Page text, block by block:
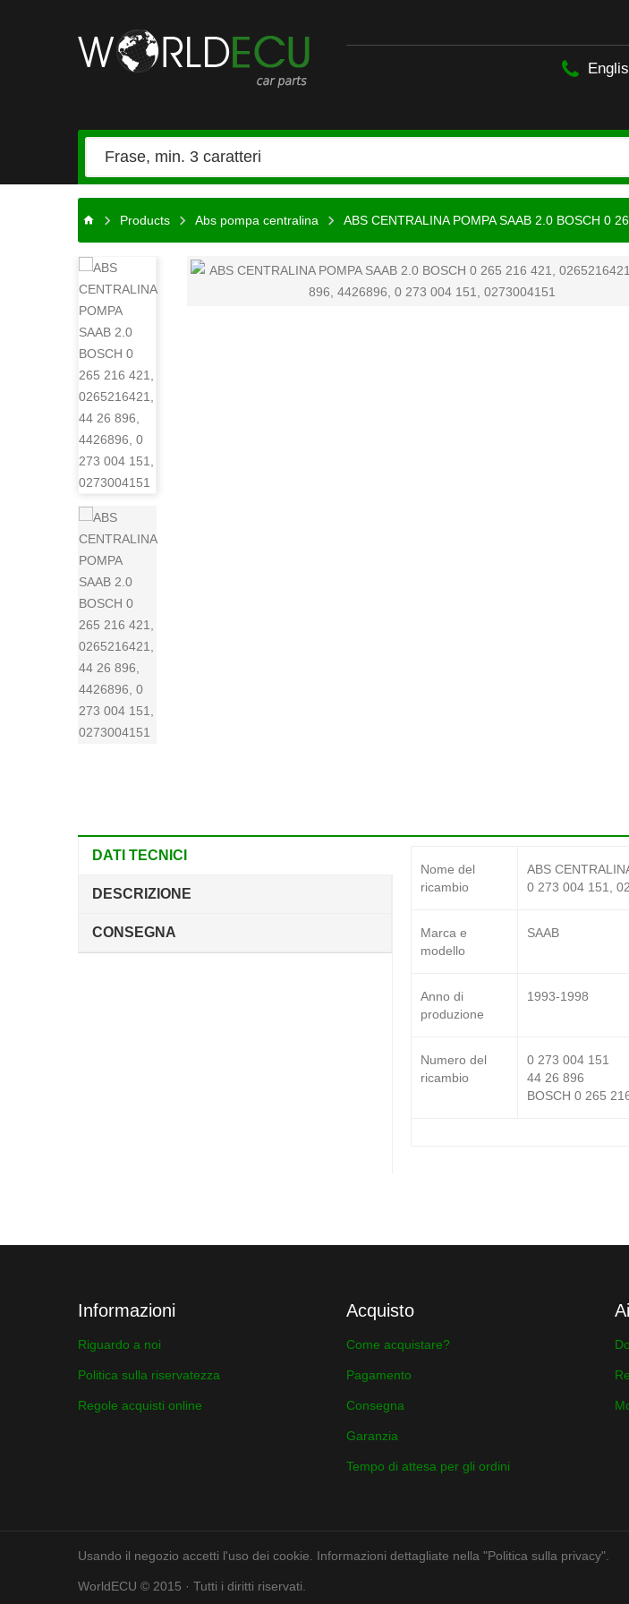
Products Abs pompa centralina ABS CENTRALINA POMPA SAAB 2.0 BOSCH 0
DATI TECNICI
DESCRIZIONE
CONSEGNA
Nome del
ricambio
ABS
0 273 004 151,
Marca e
modello
SAAB
Anno di
produzione
1993-1998
Numero del
ricambio
0 273 004 151
44 26 896
BOSCH 0 265
Informazioni
Riguardo a noi
Politica sulla riservatezza
Regole acquisti online
Acquisto
Come acquistare?
Pagamento
Consegna
Garanzia
Tempo di attesa per gli ordini
Usando il negozio accetti l'uso dei cookie. Informazioni dettagliate nella "Politica sulla privacy".
WorldECU © 2015 · Tutti i diritti riservati.